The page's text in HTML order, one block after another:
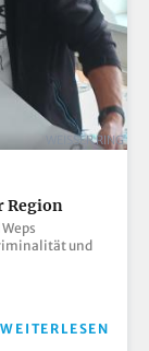
WEISSER RING
Region
und
WEITERLESEN